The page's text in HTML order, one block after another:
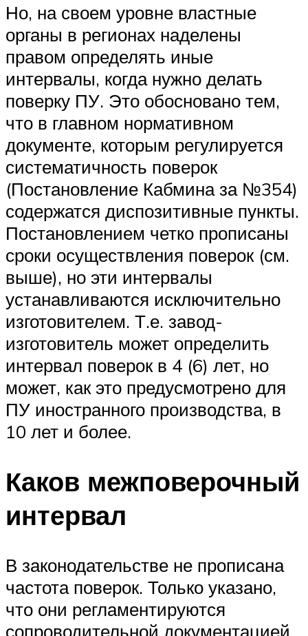
Но, на своем уровне властные
органы в регионах наделены
правом определять иные
интервалы, когда нужно делать
поверку ПУ. Это обосновано тем,
что в главном нормативном
документе, которым регулируется
систематичность поверок
(Постановление Кабмина за №354)
содержатся диспозитивные пункты.
Постановлением четко прописаны
сроки осуществления поверок (см.
выше), но эти интервалы
устанавливаются исключительно
изготовителем. Т.е. завод-
изготовитель может определить
интервал поверок в 4 (6) лет, но
может, как это предусмотрено для
ПУ иностранного производства, в
10 лет и более.
Каков межповерочный
интервал
В законодательстве не прописана
частота поверок. Только указано,
что они регламентируются
сопроводительной документацией